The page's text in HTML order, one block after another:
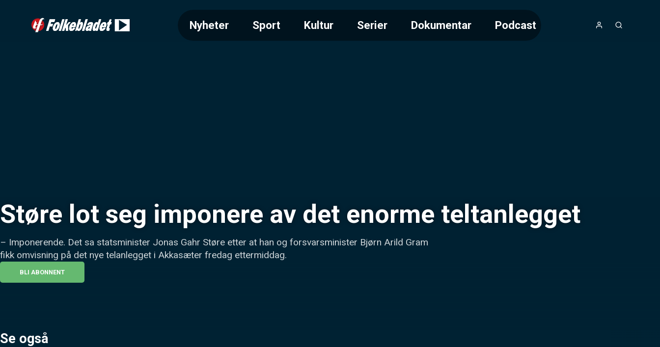
Nyheter Sport Kultur Serier Dokumentar Podcast
Støre lot seg imponere av det enorme teltanlegget
– Imponerende. Det sa statsminister Jonas Gahr Støre etter at han og forsvarsminister Bjørn Arild Gram
fikk omvisning på det nye telanlegget i Akkasæter fredag ettermiddag.
BLI ABONNENT
Se også